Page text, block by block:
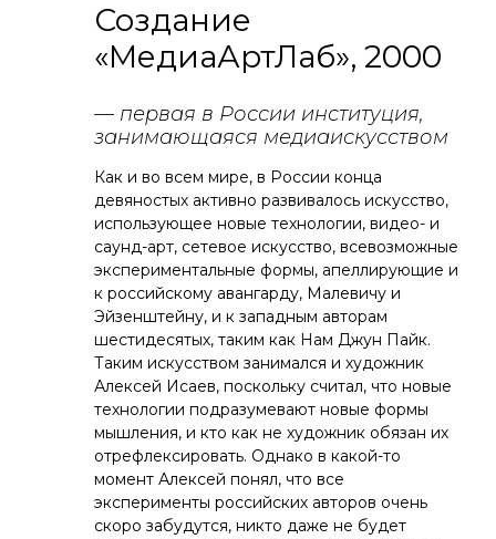
Создание
«МедиаАртЛаб», 2000
— первая в России институция,
занимающаяся медиаискусством
Как и во всем мире, в России конца
девяностых активно развивалось искусство,
использующее новые технологии, видео- и
саунд-арт, сетевое искусство, всевозможные
экспериментальные формы, апеллирующие и
к российскому авангарду, Малевичу и
Эйзенштейну, и к западным авторам
шестидесятых, таким как Нам Джун Пайк.
Таким искусством занимался и художник
Алексей Исаев, поскольку считал, что новые
технологии подразумевают новые формы
мышления, и кто как не художник обязан их
отрефлексировать. Однако в какой-то
момент Алексей понял, что все
эксперименты российских авторов очень
скоро забудутся, никто даже не будет